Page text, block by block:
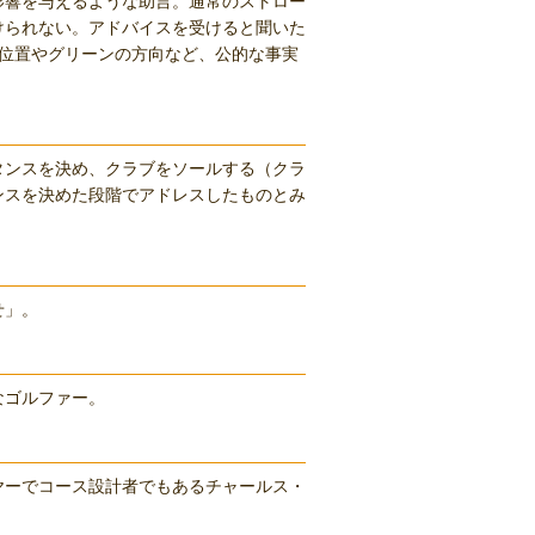
れない。アドバイスを受けると聞いた
置やグリーンの方向など、公的な事実
スを決め、クラブをソールする（クラ
を決めた段階でアドレスしたものとみ
。
ルファー。
でコース設計者でもあるチャールス・